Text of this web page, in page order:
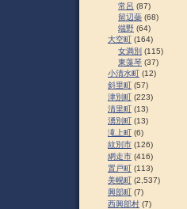
常呂 (87)
留辺蘂 (68)
端野 (64)
大空町 (164)
女満別 (115)
東藻琴 (37)
小清水町 (12)
斜里町 (57)
津別町 (223)
清里町 (13)
湧別町 (13)
滝上町 (6)
紋別市 (126)
網走市 (416)
置戸町 (113)
美幌町 (2,537)
興部町 (7)
西興部村 (7)